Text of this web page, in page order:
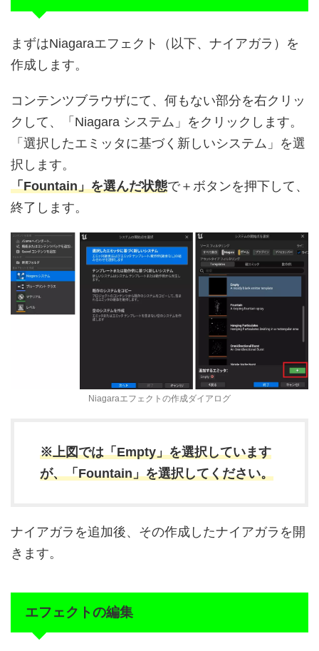
まずはNiagaraエフェクト（以下、ナイアガラ）を
作成します。
コンテンツブラウザにて、何もない部分を右クリッ
クして、「Niagara システム」をクリックします。
「選択したエミッタに基づく新しいシステム」を選
択します。
「Fountain」を選んだ状態で＋ボタンを押下して、
終了します。
Niagaraエフェクトの作成ダイアログ
※上図では「Empty」を選択しています
が、「Fountain」を選択してください。
ナイアガラを追加後、その作成したナイアガラを開
きます。
エフェクトの編集